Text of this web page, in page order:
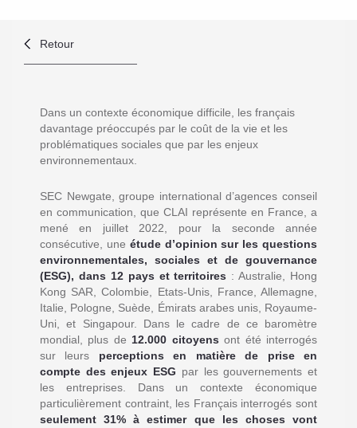
Retour
Dans un contexte économique difficile, les français
davantage préoccupés par le coût de la vie et les
problématiques sociales que par les enjeux
environnementaux.
SEC Newgate, groupe international d’agences conseil
en communication, que CLAI représente en France, a
mené en juillet 2022, pour la seconde année
consécutive, une étude d’opinion sur les questions
environnementales, sociales et de gouvernance
(ESG), dans 12 pays et territoires : Australie, Hong
Kong SAR, Colombie, Etats-Unis, France, Allemagne,
Italie, Pologne, Suède, Émirats arabes unis, Royaume-
Uni, et Singapour. Dans le cadre de ce baromètre
mondial, plus de 12.000 citoyensont été interrogés
sur leurs perceptions en matière de prise en
compte des enjeux ESG par les gouvernements et
les entreprises. Dans un contexte économique
particulièrement contraint, les Français interrogés sont
seulement 31% à estimer que les choses vont